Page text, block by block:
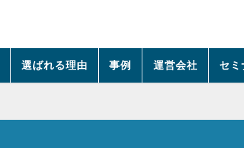
選ばれる理由 事例 運営会社 セミ